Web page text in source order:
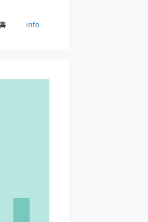
info